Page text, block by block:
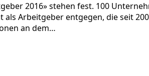
2016» stehen fest. 100
Arbeitgeber entgegen, die seit
an dem…